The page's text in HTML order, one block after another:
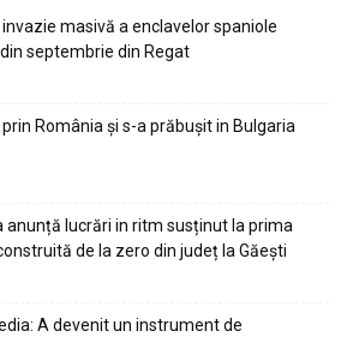
masivă a enclavelor spaniole
septembrie din Regat
România și s-a prăbușit in Bulgaria
anunță lucrări in ritm susținut la prima
de la zero din județ la Găești
A devenit un instrument de